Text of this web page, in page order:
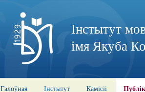
Інстытут
імя Якуба
Галоўная Інстытут Камісіі